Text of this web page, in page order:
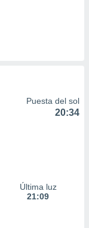
Puesta del sol
20:34
Última luz
21:09